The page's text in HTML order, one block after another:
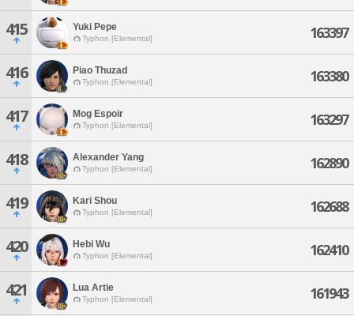
415 Yuki Pepe
Typhon [Elemental] 163397
416 Piao Thuzad
Typhon [Elemental] 163380
417 Mog Espoir
Typhon [Elemental] 163297
418 Alexander Yang
Typhon [Elemental] 162890
419 Kari Shou
Typhon [Elemental] 162688
420 Hebi Wu
Typhon [Elemental] 162410
421 Lua Artie
Typhon [Elemental] 161943